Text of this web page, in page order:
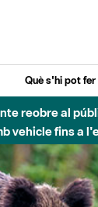
Què s'hi pot fer
reobre al
fins a